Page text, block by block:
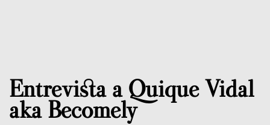
Entrevista a Quique Vidal
aka Becomely